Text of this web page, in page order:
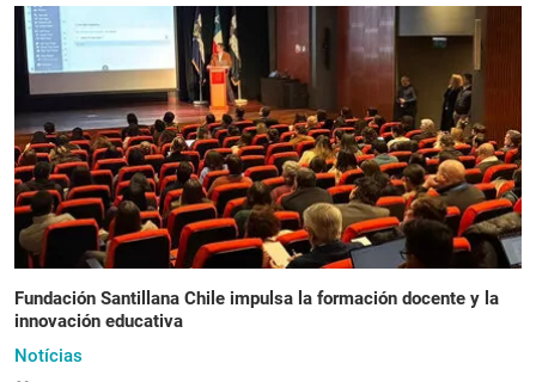
Fundación Santillana Chile impulsa la formación docente y la
innovación educativa
Notícias